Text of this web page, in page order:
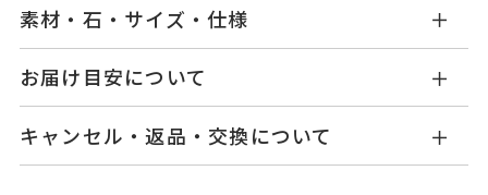
素材・石・サイズ・仕様
品番
OB2312N001WDYG
素材
K18イエローゴールド
石
ダイヤモンド0.03ct
お届け目安について
せ。
ご注文およびご入金確認後、以下の日程にて発送
キャンセル・返品・交換について